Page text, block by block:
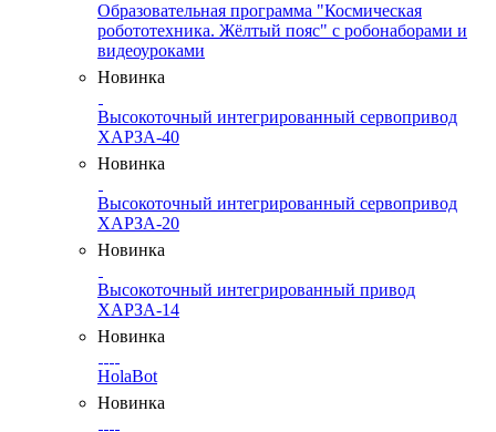
Образовательная программа "Космическая
робототехника. Жёлтый пояс" с робонаборами и
видеоуроками
Новинка
Высокоточный интегрированный сервопривод
ХАРЗА-40
Новинка
Высокоточный интегрированный сервопривод
ХАРЗА-20
Новинка
Высокоточный интегрированный привод
ХАРЗА-14
Новинка
HolaBot
Новинка